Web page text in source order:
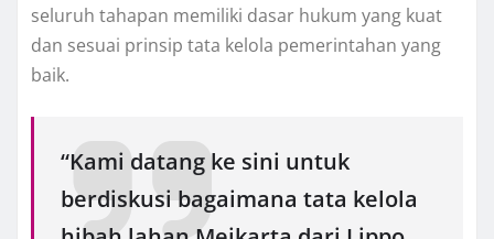
seluruh tahapan memiliki dasar hukum yang kuat
dan sesuai prinsip tata kelola pemerintahan yang
baik.
“Kami datang ke sini untuk
berdiskusi bagaimana tata kelola